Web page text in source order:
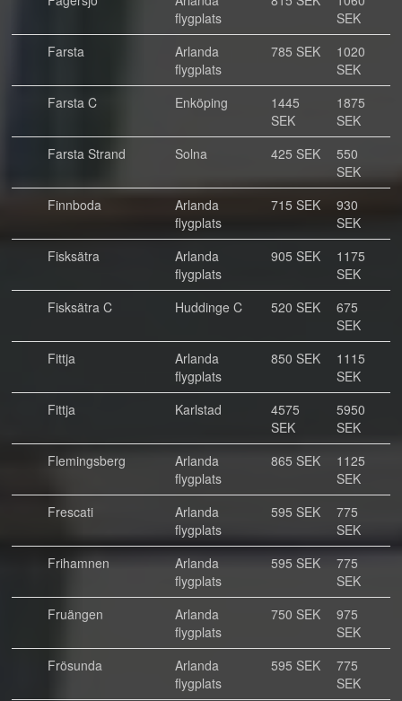
flygplats
SEK
Farsta
Arlanda
flygplats
785 SEK
1020
SEK
Farsta C
Enköping
1445
SEK
1875
SEK
Farsta Strand
Solna 425 SEK
550
SEK
Finnboda
Arlanda
flygplats
715 SEK
930
SEK
Fisksätra
Arlanda
flygplats
905 SEK
1175
SEK
Fisksätra C
Huddinge C 520 SEK
675
SEK
Fittja
Arlanda
flygplats
850 SEK
1115
SEK
Fittja
Karlstad
4575
SEK
5950
SEK
Flemingsberg
Arlanda
flygplats
865 SEK
1125
SEK
Frescati
Arlanda
flygplats
595 SEK
775
SEK
Frihamnen
Arlanda
flygplats
595 SEK
775
SEK
Fruängen
Arlanda
flygplats
750 SEK
975
SEK
Frösunda
Arlanda
flygplats
595 SEK
775
SEK